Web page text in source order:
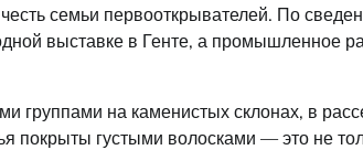
семьи первооткрывателей. По
выставке в Генте, а промышленное
группами на каменистых склонах, в
покрыты густыми волосками — это не